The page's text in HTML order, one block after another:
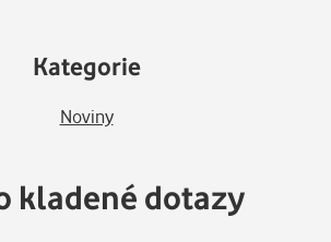
Kategorie
Noviny
kladené dotazy